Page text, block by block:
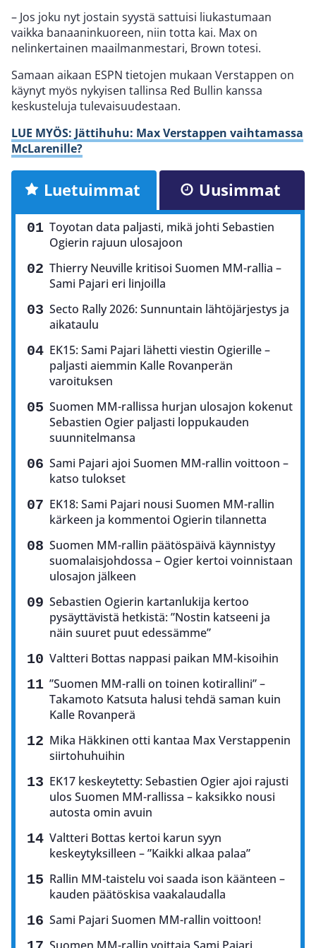
– Jos joku nyt jostain syystä sattuisi liukastumaan
vaikka banaaninkuoreen, niin totta kai. Max on
nelinkertainen maailmanmestari, Brown totesi.
Samaan aikaan ESPN tietojen mukaan Verstappen on
käynyt myös nykyisen tallinsa Red Bullin kanssa
keskusteluja tulevaisuudestaan.
LUE MYÖS: Jättihuhu: Max Verstappen vaihtamassa
McLarenille?
Luetuimmat Uusimmat
Toyotan data paljasti, mikä johti Sebastien
Ogierin rajuun ulosajoon
Thierry Neuville kritisoi Suomen MM-rallia –
Sami Pajari eri linjoilla
Secto Rally 2026: Sunnuntain lähtöjärjestys ja
aikataulu
EK15: Sami Pajari lähetti viestin Ogierille –
paljasti aiemmin Kalle Rovanperän
varoituksen
Suomen MM-rallissa hurjan ulosajon kokenut
Sebastien Ogier paljasti loppukauden
suunnitelmansa
Sami Pajari ajoi Suomen MM-rallin voittoon –
katso tulokset
EK18: Sami Pajari nousi Suomen MM-rallin
kärkeen ja kommentoi Ogierin tilannetta
Suomen MM-rallin päätöspäivä käynnistyy
suomalaisjohdossa – Ogier kertoi voinnistaan
ulosajon jälkeen
Sebastien Ogierin kartanlukija kertoo
pysäyttävistä hetkistä: ”Nostin katseeni ja
näin suuret puut edessämme”
Valtteri Bottas nappasi paikan MM-kisoihin
”Suomen MM-ralli on toinen kotirallini” –
Takamoto Katsuta halusi tehdä saman kuin
Kalle Rovanperä
Mika Häkkinen otti kantaa Max Verstappenin
siirtohuhuihin
EK17 keskeytetty: Sebastien Ogier ajoi rajusti
ulos Suomen MM-rallissa – kaksikko nousi
autosta omin avuin
Valtteri Bottas kertoi karun syyn
keskeytyksilleen – ”Kaikki alkaa palaa”
Rallin MM-taistelu voi saada ison käänteen –
kauden päätöskisa vaakalaudalla
Sami Pajari Suomen MM-rallin voittoon!